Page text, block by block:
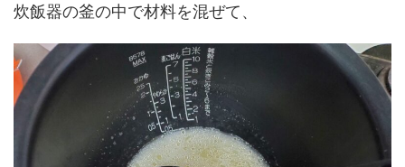
炊飯器の釜の中で材料を混ぜて、